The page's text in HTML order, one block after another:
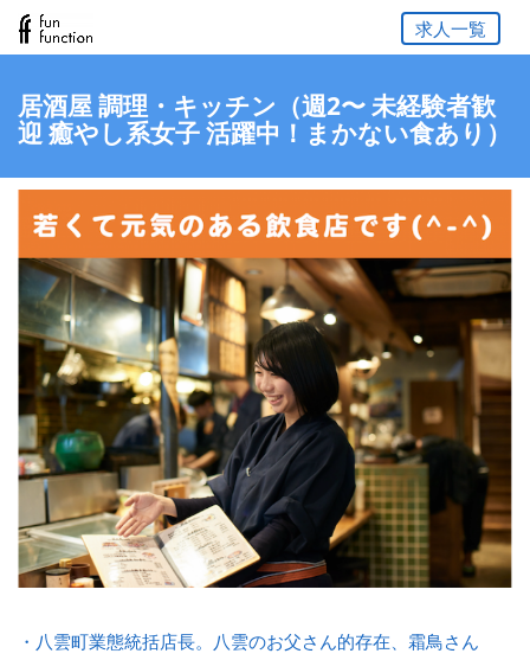
求人一覧
居酒屋 調理・キッチン（週2〜 未経験者歓
迎 癒やし系女子 活躍中！まかない食あり）
・八雲町業態統括店長。八雲のお父さん的存在、霜鳥さん